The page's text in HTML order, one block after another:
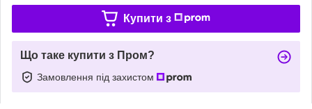
Купити з
Що таке купити з Пром?
Замовлення під захистом